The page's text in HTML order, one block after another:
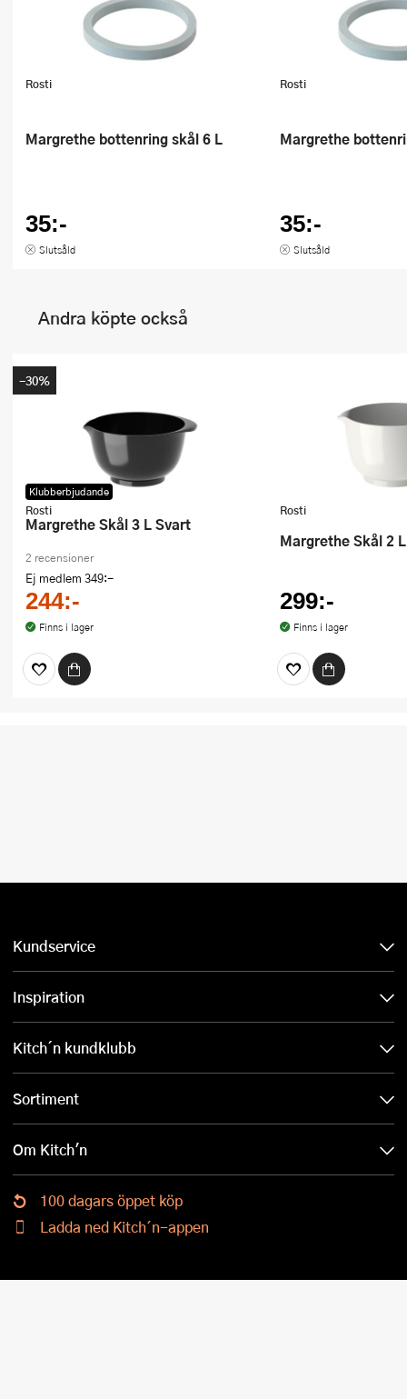
Rosti
Margrethe bottenring skål 6 L
35:-
Slutsåld
Rosti
Margrethe
35:-
Slutsåld
Andra köpte också
Klubberbjudande
Rosti
Margrethe Skål 3 L Svart
2 recensioner
Ej medlem 349:-
244:-
Finns i lager
-30%
Rosti
Margrethe Skål 2
299:-
Finns i lager
Kundservice
Inspiration
Kitch´n kundklubb
Sortiment
Om Kitch'n
100 dagars öppet köp
Ladda ned Kitch´n-appen